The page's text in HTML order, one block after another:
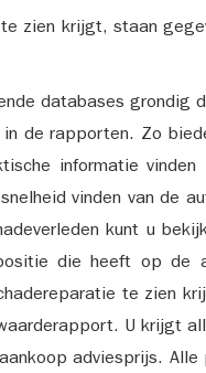
zien krijgt, staan
databases grondig
de rapporten. Zo
informatie vinden
vinden van de
kunt u
die heeft op de
te zien
U krijgt
adviesprijs. Alle